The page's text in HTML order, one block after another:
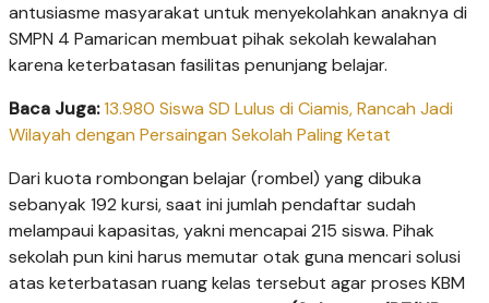
antusiasme masyarakat untuk menyekolahkan anaknya di
SMPN 4 Pamarican membuat pihak sekolah kewalahan
karena keterbatasan fasilitas penunjang belajar.
Baca Juga:13.980 Siswa SD Lulus di Ciamis, Rancah Jadi
Wilayah dengan Persaingan Sekolah Paling Ketat
Dari kuota rombongan belajar (rombel) yang dibuka
sebanyak 192 kursi, saat ini jumlah pendaftar sudah
melampaui kapasitas, yakni mencapai 215 siswa. Pihak
sekolah pun kini harus memutar otak guna mencari solusi
atas keterbatasan ruang kelas tersebut agar proses KBM